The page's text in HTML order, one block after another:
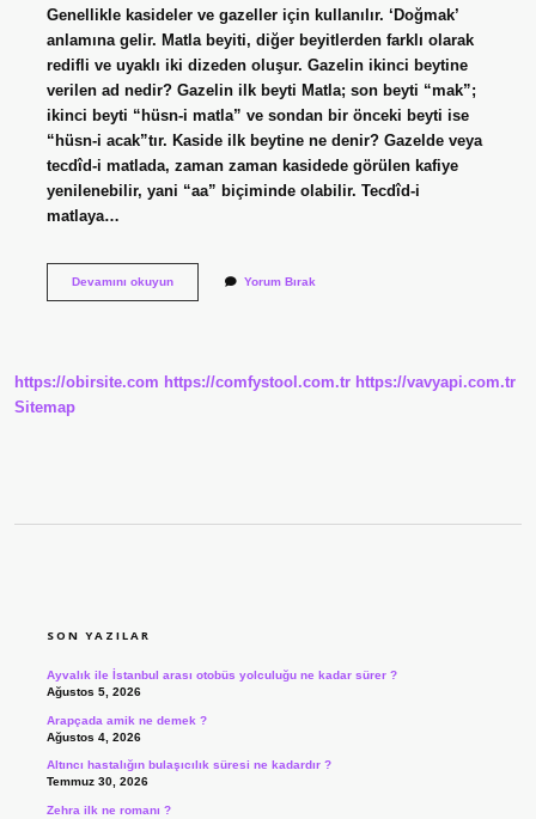
Genellikle kasideler ve gazeller için kullanılır. ‘Doğmak’
anlamına gelir. Matla beyiti, diğer beyitlerden farklı olarak
redifli ve uyaklı iki dizeden oluşur. Gazelin ikinci beytine
verilen ad nedir? Gazelin ilk beyti Matla; son beyti “mak”;
ikinci beyti “hüsn-i matla” ve sondan bir önceki beyti ise
“hüsn-i acak”tır. Kaside ilk beytine ne denir? Gazelde veya
tecdîd-i matlada, zaman zaman kasidede görülen kafiye
yenilenebilir, yani “aa” biçiminde olabilir. Tecdîd-i
matlaya…
Devamını okuyunGazelin
Yorum Bırak
https://obirsite.com https://comfystool.com.tr https://vavyapi.com.tr
Sitemap
SON YAZILAR
Ayvalık ile İstanbul arası otobüs yolculuğu ne kadar sürer ?
Ağustos 5, 2026
Arapçada amik ne demek ?
Ağustos 4, 2026
Altıncı hastalığın bulaşıcılık süresi ne kadardır ?
Temmuz 30, 2026
Zehra ilk ne romanı ?